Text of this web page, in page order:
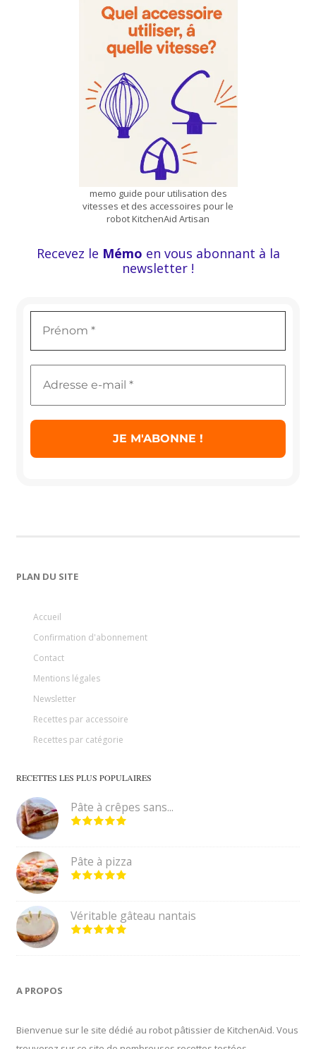
memo guide pour utilisation des
vitesses et des accessoires pour le
robot KitchenAid Artisan
Recevez le Mémo en vous abonnant à la
newsletter !
PLAN DU SITE
Accueil
Confirmation d'abonnement
Contact
Mentions légales
Newsletter
Recettes par accessoire
Recettes par catégorie
RECETTES LES PLUS POPULAIRES
Pâte à crêpes sans...
Pâte à pizza
Véritable gâteau nantais
A PROPOS
Bienvenue sur le site dédié au robot pâtissier de KitchenAid. Vous